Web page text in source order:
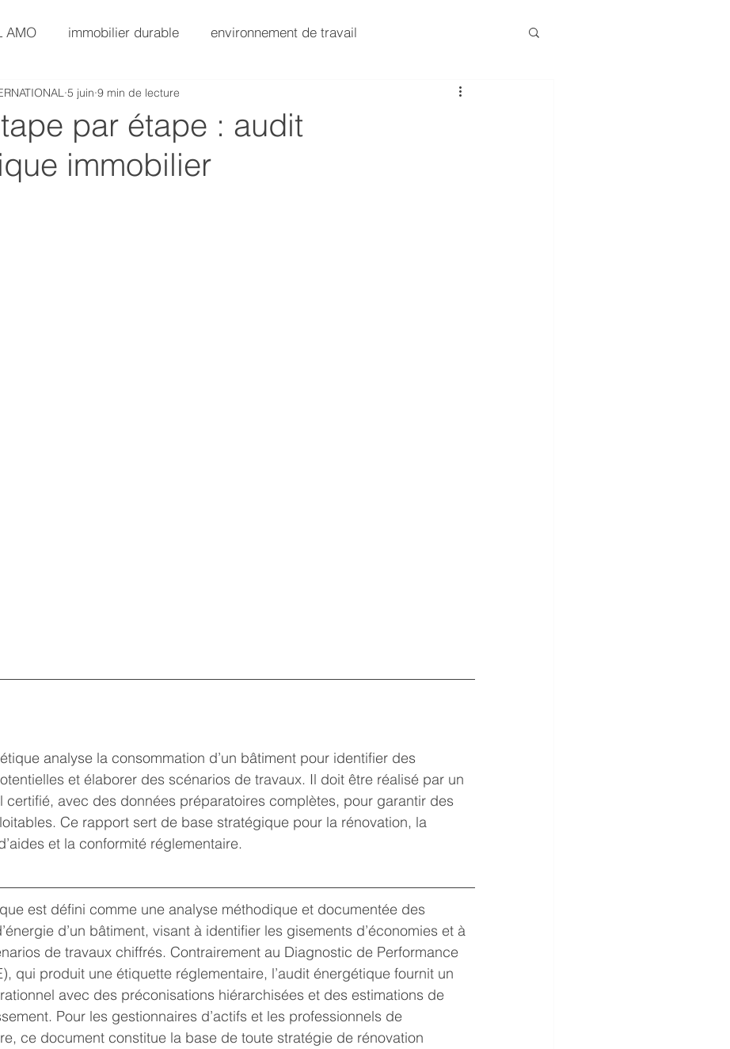
AMO immobilier durable environnement de travail
ESG AMO Immobilier
AMO Exploitation
par étape : audit
immobilier
5 juin 9 min de lecture
analyse la consommation d’un bâtiment pour identifier des
et élaborer des scénarios de travaux. Il doit être réalisé par un
certifié, avec des données préparatoires complètes, pour garantir des
Ce rapport sert de base stratégique pour la rénovation, la
et la conformité réglementaire.
est défini comme une analyse méthodique et documentée des
d’un bâtiment, visant à identifier les gisements d’économies et à
de travaux chiffrés. Contrairement au Diagnostic de Performance
qui produit une étiquette réglementaire, l’audit énergétique fournit un
avec des préconisations hiérarchisées et des estimations de
Pour les gestionnaires d’actifs et les professionnels de
ce document constitue la base de toute stratégie de rénovation